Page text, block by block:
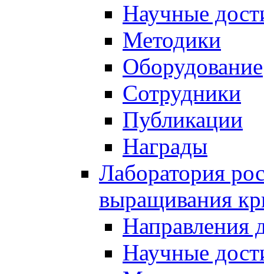
Научные
Методики
Оборудование
Сотрудники
Публикации
Награды
Лаборатория
выращивания
Направления
Научные